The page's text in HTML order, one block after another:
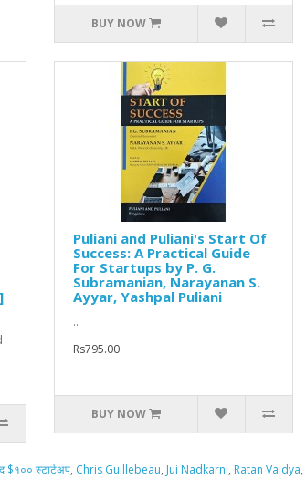
BUY NOW
Puliani and Puliani's Start Of
Success: A Practical Guide
For Startups by P. G.
Subramanian, Narayanan S.
Ayyar, Yashpal Puliani
..
Rs795.00
BUY NOW
द $१०० स्टार्टअप, Chris Guillebeau, Jui Nadkarni, Ratan Vaidya,